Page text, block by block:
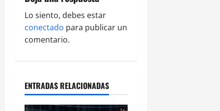
Lo siento, debes estar
conectado para publicar un
comentario.
ENTRADAS RELACIONADAS